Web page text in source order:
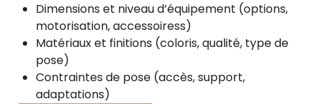
Dimensions et niveau d’équipement (options,
motorisation, accessoiress)
Matériaux et finitions (coloris, qualité, type de
pose)
Contraintes de pose (accès, support,
adaptations)